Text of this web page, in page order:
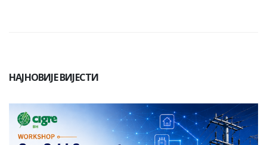
НАЈНОВИЈЕ ВИЈЕСТИ